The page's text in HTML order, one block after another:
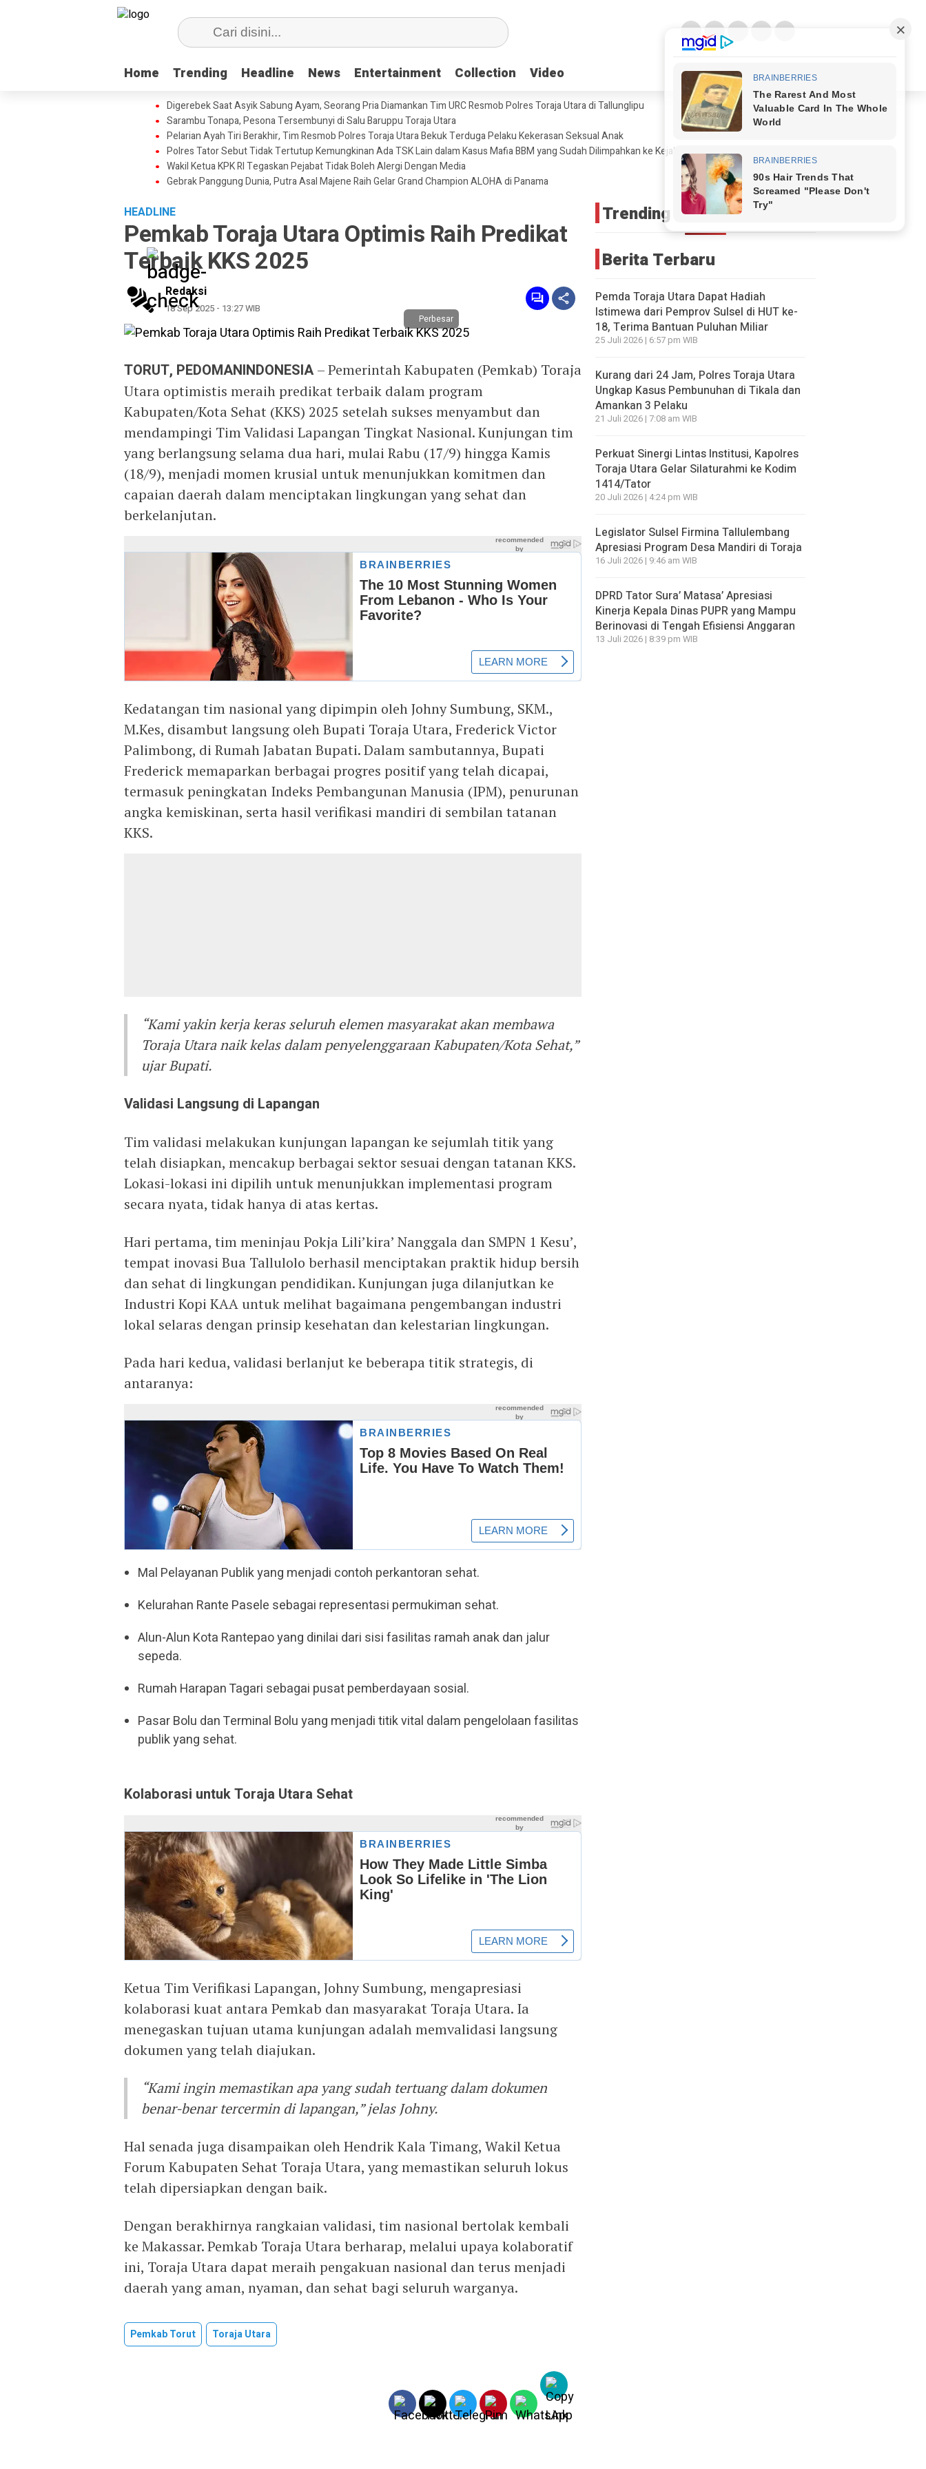
Home Trending Headline News Entertainment Collection Video
Home Trending Headline News Entertainment Collection Video
Digerebek Saat Asyik Sabung Ayam, Seorang Pria Diamankan Tim URC Resmob Polres Toraja Utara di Tallunglipu ​
Sarambu Tonapa, Pesona Tersembunyi di Salu Baruppu Toraja Utara
Pelarian Ayah Tiri Berakhir, Tim Resmob Polres Toraja Utara Bekuk Terduga Pelaku Kekerasan Seksual Anak
Polres Tator Sebut Tidak Tertutup Kemungkinan Ada TSK Lain dalam Kasus Mafia BBM yang Sudah Dilimpahkan ke Kejaksaan
Wakil Ketua KPK RI Tegaskan Pejabat Tidak Boleh Alergi Dengan Media
Gebrak Panggung Dunia, Putra Asal Majene Raih Gelar Grand Champion ALOHA di Panama
HEADLINE
Pemkab Toraja Utara Optimis Raih Predikat
Terbaik KKS 2025
Redaksi
18 Sep 2025 - 13:27 WIB
Perbesar
TORUT, PEDOMANINDONESIA – Pemerintah Kabupaten (Pemkab) Toraja
Utara optimistis meraih predikat terbaik dalam program
Kabupaten/Kota Sehat (KKS) 2025 setelah sukses menyambut dan
mendampingi Tim Validasi Lapangan Tingkat Nasional. Kunjungan tim
yang berlangsung selama dua hari, mulai Rabu (17/9) hingga Kamis
(18/9), menjadi momen krusial untuk menunjukkan komitmen dan
capaian daerah dalam menciptakan lingkungan yang sehat dan
berkelanjutan.
Kedatangan tim nasional yang dipimpin oleh Johny Sumbung, SKM.,
M.Kes, disambut langsung oleh Bupati Toraja Utara, Frederick Victor
Palimbong, di Rumah Jabatan Bupati. Dalam sambutannya, Bupati
Frederick memaparkan berbagai progres positif yang telah dicapai,
termasuk peningkatan Indeks Pembangunan Manusia (IPM), penurunan
angka kemiskinan, serta hasil verifikasi mandiri di sembilan tatanan
KKS.
“Kami yakin kerja keras seluruh elemen masyarakat akan membawa
Toraja Utara naik kelas dalam penyelenggaraan Kabupaten/Kota Sehat,”
ujar Bupati.
Validasi Langsung di Lapangan
Tim validasi melakukan kunjungan lapangan ke sejumlah titik yang
telah disiapkan, mencakup berbagai sektor sesuai dengan tatanan KKS.
Lokasi-lokasi ini dipilih untuk menunjukkan implementasi program
secara nyata, tidak hanya di atas kertas.
Hari pertama, tim meninjau Pokja Lili’kira’ Nanggala dan SMPN 1 Kesu’,
tempat inovasi Bua Tallulolo berhasil menciptakan praktik hidup bersih
dan sehat di lingkungan pendidikan. Kunjungan juga dilanjutkan ke
Industri Kopi KAA untuk melihat bagaimana pengembangan industri
lokal selaras dengan prinsip kesehatan dan kelestarian lingkungan.
Pada hari kedua, validasi berlanjut ke beberapa titik strategis, di
antaranya:
Mal Pelayanan Publik yang menjadi contoh perkantoran sehat.
Kelurahan Rante Pasele sebagai representasi permukiman sehat.
Alun-Alun Kota Rantepao yang dinilai dari sisi fasilitas ramah anak dan jalur
sepeda.
Rumah Harapan Tagari sebagai pusat pemberdayaan sosial.
Pasar Bolu dan Terminal Bolu yang menjadi titik vital dalam pengelolaan fasilitas
publik yang sehat.
Kolaborasi untuk Toraja Utara Sehat
Ketua Tim Verifikasi Lapangan, Johny Sumbung, mengapresiasi
kolaborasi kuat antara Pemkab dan masyarakat Toraja Utara. Ia
menegaskan tujuan utama kunjungan adalah memvalidasi langsung
dokumen yang telah diajukan.
“Kami ingin memastikan apa yang sudah tertuang dalam dokumen
benar-benar tercermin di lapangan,” jelas Johny.
Hal senada juga disampaikan oleh Hendrik Kala Timang, Wakil Ketua
Forum Kabupaten Sehat Toraja Utara, yang memastikan seluruh lokus
telah dipersiapkan dengan baik.
Dengan berakhirnya rangkaian validasi, tim nasional bertolak kembali
ke Makassar. Pemkab Toraja Utara berharap, melalui upaya kolaboratif
ini, Toraja Utara dapat meraih pengakuan nasional dan terus menjadi
daerah yang aman, nyaman, dan sehat bagi seluruh warganya.
Pemkab Torut Toraja Utara
Trending
Berita Terbaru
Pemda Toraja Utara Dapat Hadiah
Istimewa dari Pemprov Sulsel di HUT ke-
18, Terima Bantuan Puluhan Miliar
25 Juli 2026 | 6:57 pm WIB
Kurang dari 24 Jam, Polres Toraja Utara
Ungkap Kasus Pembunuhan di Tikala dan
Amankan 3 Pelaku
21 Juli 2026 | 7:08 am WIB
Perkuat Sinergi Lintas Institusi, Kapolres
Toraja Utara Gelar Silaturahmi ke Kodim
1414/Tator
20 Juli 2026 | 4:24 pm WIB
Legislator Sulsel Firmina Tallulembang
Apresiasi Program Desa Mandiri di Toraja
16 Juli 2026 | 9:46 am WIB
DPRD Tator Sura’ Matasa’ Apresiasi
Kinerja Kepala Dinas PUPR yang Mampu
Berinovasi di Tengah Efisiensi Anggaran
13 Juli 2026 | 8:39 pm WIB